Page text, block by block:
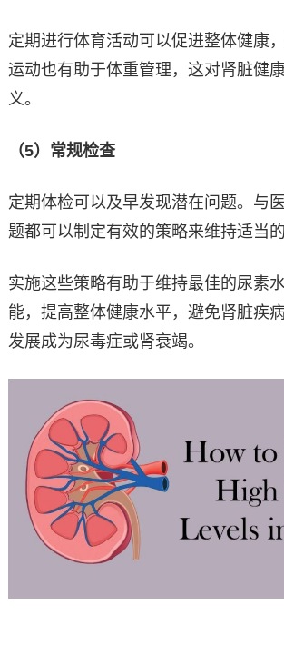
定期进行体育活动可以促进整体健康
运动也有助于体重管理，这对肾脏健
义。
（5）常规检查
定期体检可以及早发现潜在问题。与
题都可以制定有效的策略来维持适当的
实施这些策略有助于维持最佳的尿素
能，提高整体健康水平，避免肾脏疾
发展成为尿毒症或肾衰竭。